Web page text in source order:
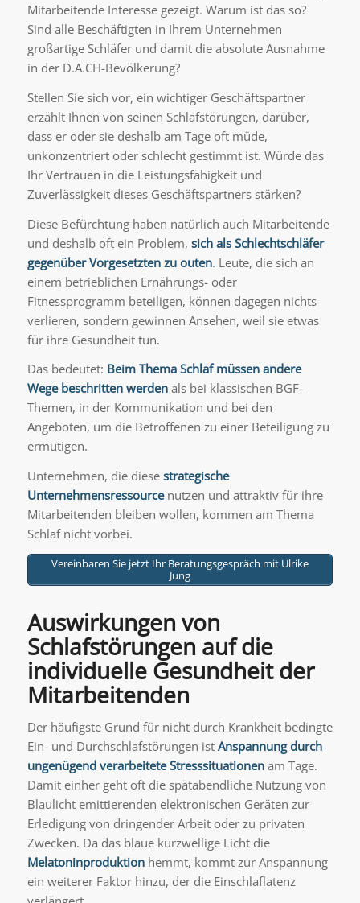
Mitarbeitende Interesse gezeigt. Warum ist das so?
Sind alle Beschäftigten in Ihrem Unternehmen
großartige Schläfer und damit die absolute Ausnahme
in der D.A.CH-Bevölkerung?
Stellen Sie sich vor, ein wichtiger Geschäftspartner
erzählt Ihnen von seinen Schlafstörungen, darüber,
dass er oder sie deshalb am Tage oft müde,
unkonzentriert oder schlecht gestimmt ist. Würde das
Ihr Vertrauen in die Leistungsfähigkeit und
Zuverlässigkeit dieses Geschäftspartners stärken?
Diese Befürchtung haben natürlich auch Mitarbeitende
und deshalb oft ein Problem, sich als Schlechtschläfer
gegenüber Vorgesetzten zu outen. Leute, die sich an
einem betrieblichen Ernährungs- oder
Fitnessprogramm beteiligen, können dagegen nichts
verlieren, sondern gewinnen Ansehen, weil sie etwas
für ihre Gesundheit tun.
Das bedeutet: Beim Thema Schlaf müssen andere
Wege beschritten werdenals bei klassischen BGF-
Themen, in der Kommunikation und bei den
Angeboten, um die Betroffenen zu einer Beteiligung zu
ermutigen.
Unternehmen, die diese strategische
Unternehmensressourcenutzen und attraktiv für ihre
Mitarbeitenden bleiben wollen, kommen am Thema
Schlaf nicht vorbei.
Vereinbaren Sie jetzt Ihr Beratungsgespräch mit Ulrike
Jung
Auswirkungen von
Schlafstörungen auf die
individuelle Gesundheit der
Mitarbeitenden
Der häufigste Grund für nicht durch Krankheit bedingte
Ein- und Durchschlafstörungen ist Anspannung durch
ungenügend verarbeitete Stresssituationenam Tage.
Damit einher geht oft die spätabendliche Nutzung von
Blaulicht emittierenden elektronischen Geräten zur
Erledigung von dringender Arbeit oder zu privaten
Zwecken. Da das blaue kurzwellige Licht die
Melatoninproduktion hemmt, kommt zur Anspannung
ein weiterer Faktor hinzu, der die Einschlaflatenz